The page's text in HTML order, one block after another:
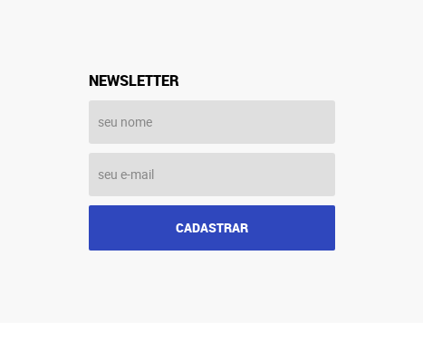
NEWSLETTER
CADASTRAR